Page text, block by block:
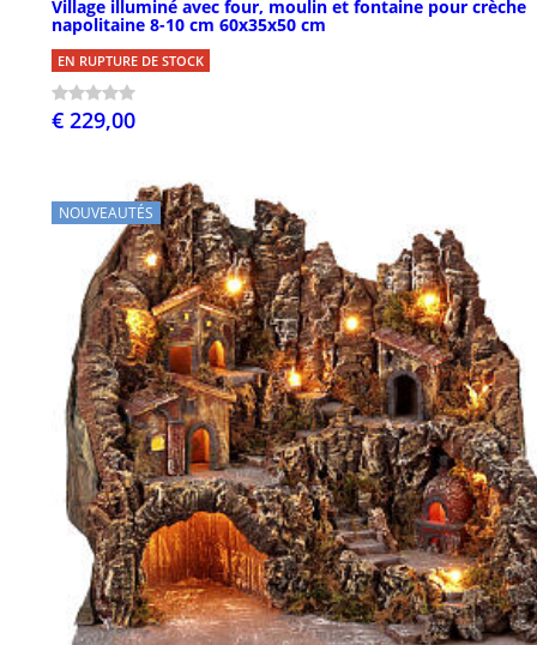
Village illuminé avec four, moulin et fontaine pour crèche
napolitaine 8-10 cm 60x35x50 cm
EN RUPTURE DE STOCK
€ 229,00
NOUVEAUTÉS